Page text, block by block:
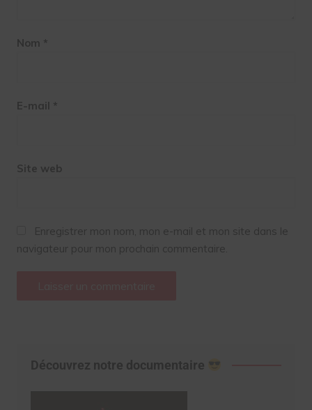
Nom *
E-mail *
Site web
Enregistrer mon nom, mon e-mail et mon site dans le
navigateur pour mon prochain commentaire.
Découvrez notre documentaire